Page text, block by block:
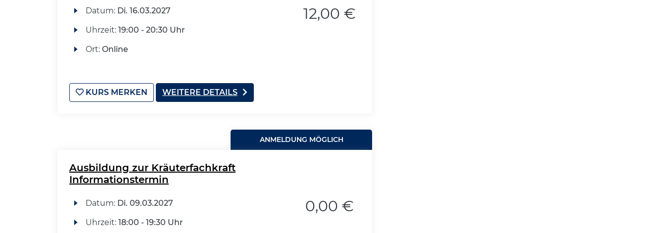
Datum: Di. 16.03.2027
Uhrzeit: 19:00 - 20:30 Uhr
Ort: Online
12,00 €
KURS MERKEN WEITERE DETAILS
ANMELDUNG MÖGLICH
Ausbildung zur Kräuterfachkraft
Informationstermin
Datum: Di. 09.03.2027
Uhrzeit: 18:00 - 19:30 Uhr
0,00 €